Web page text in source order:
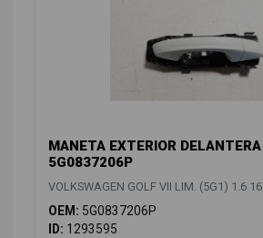
MANETA EXTERIOR
5G0837206P
VOLKSWAGEN GOLF VII LIM. (5G1) 1.6
OEM: 5G0837206P
ID: 1293595